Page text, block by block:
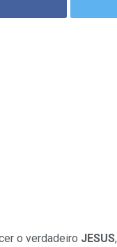
o verdadeiro JESUS